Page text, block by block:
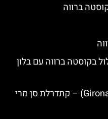
ברווה
בקוסטה ברווה עם בלון
קתדרלת גירונה (Girona Cathedral) – קתדרלת סן מרי